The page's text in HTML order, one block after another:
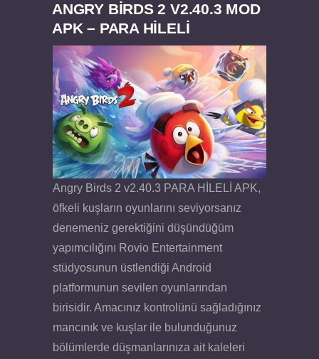
ANGRY BIRDS 2 V2.40.3 MOD
APK – PARA HİLELİ
Angry Birds 2 v2.40.3 PARA HİLELİ APK,
öfkeli kuşların oyunlarını seviyorsanız
denemeniz gerektiğini düşündüğüm
yapımcılığını Rovio Entertainment
stüdyosunun üstlendiği Android
platformunun sevilen oyunlarından
birisidir. Amacınız kontrolünü sağladığınız
mancınık ve kuşlar ile bulunduğunuz
bölümlerde düşmanlarınıza ait kaleleri